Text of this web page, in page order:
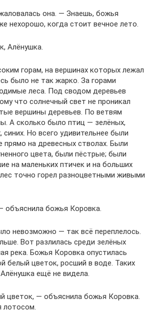
она. — Знаешь, божья
нехорошо, когда стоит вечное лето.
Алёнушка.
горам, на вершинах которых лежал
было не так жарко. За горами
леса. Под сводом деревьев
что солнечный свет не проникал
вершины деревьев. По ветвям
А сколько было птиц — зелёных,
Но всего удивительнее были
на древесных стволах. Были
цвета, были пёстрые; были
на маленьких птичек и на больших
точно горел разноцветными живыми
объяснила божья Коровка.
невозможно — так всё переплелось.
Вот разлилась среди зелёных
река. Божья Коровка опустилась
белый цветок, росший в воде. Таких
ещё не видела.
цветок, — объяснила божья Коровка.
лотосом.